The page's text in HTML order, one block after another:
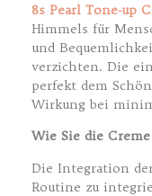
8s Pearl Tone-up
Himmels für
und
verzichten. Die
perfekt dem
Wirkung bei
Wie Sie die
Die Integration
Routine zu